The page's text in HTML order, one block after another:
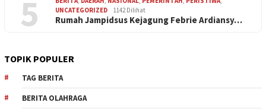
5
UNCATEGORIZED
1142 Dilihat
Rumah Jampidsus Kejagung Febrie Ardiansy…
TOPIK POPULER
TAG BERITA
BERITA OLAHRAGA